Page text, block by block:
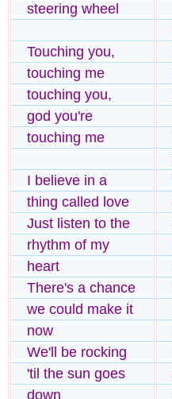
steering wheel
Touching you,
touching me
touching you,
god you're
touching me
I believe in a
thing called love
Just listen to the
rhythm of my
heart
There's a chance
we could make it
now
We'll be rocking
'til the sun goes
down